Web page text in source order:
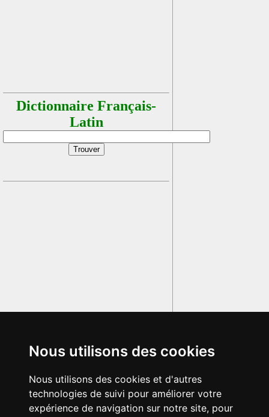
Nous utilisons des cookies
Nous utilisons des cookies et d'autres
technologies de suivi pour améliorer votre
expérience de navigation sur notre site, pour
Dictionnaire Français-
Latin